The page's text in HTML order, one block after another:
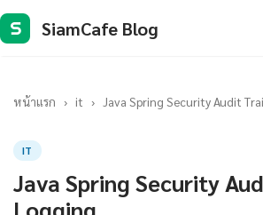
S SiamCafe Blog
หน้าแรก › it › Java Spring Security Audit
IT
Java Spring Security